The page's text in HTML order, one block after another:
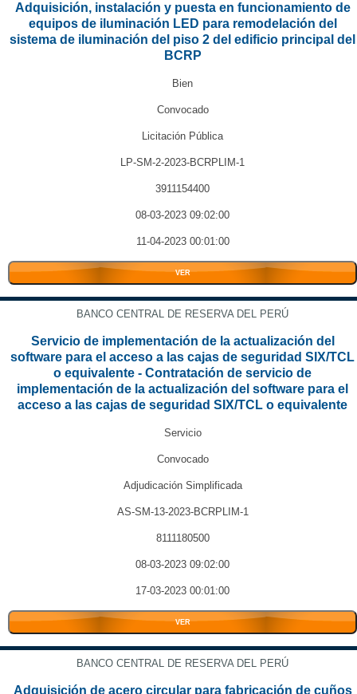
Adquisición, instalación y puesta en funcionamiento de
equipos de iluminación LED para remodelación del
sistema de iluminación del piso 2 del edificio principal del
BCRP
Bien
Convocado
Licitación Pública
LP-SM-2-2023-BCRPLIM-1
3911154400
08-03-2023 09:02:00
11-04-2023 00:01:00
VER
BANCO CENTRAL DE RESERVA DEL PERÚ
Servicio de implementación de la actualización del
software para el acceso a las cajas de seguridad SIX/TCL
o equivalente - Contratación de servicio de
implementación de la actualización del software para el
acceso a las cajas de seguridad SIX/TCL o equivalente
Servicio
Convocado
Adjudicación Simplificada
AS-SM-13-2023-BCRPLIM-1
8111180500
08-03-2023 09:02:00
17-03-2023 00:01:00
VER
BANCO CENTRAL DE RESERVA DEL PERÚ
Adquisición de acero circular para fabricación de cuños